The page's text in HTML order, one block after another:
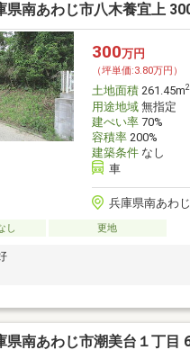
県南あわじ市八木養宜上
300万円
（坪単価:3.80万円）
土地面積261.45m2
用途地域無指定
建ぺい率70%
容積率200%
建築条件なし
車
兵庫県南あわ
し 更地
県南あわじ市潮美台１丁目